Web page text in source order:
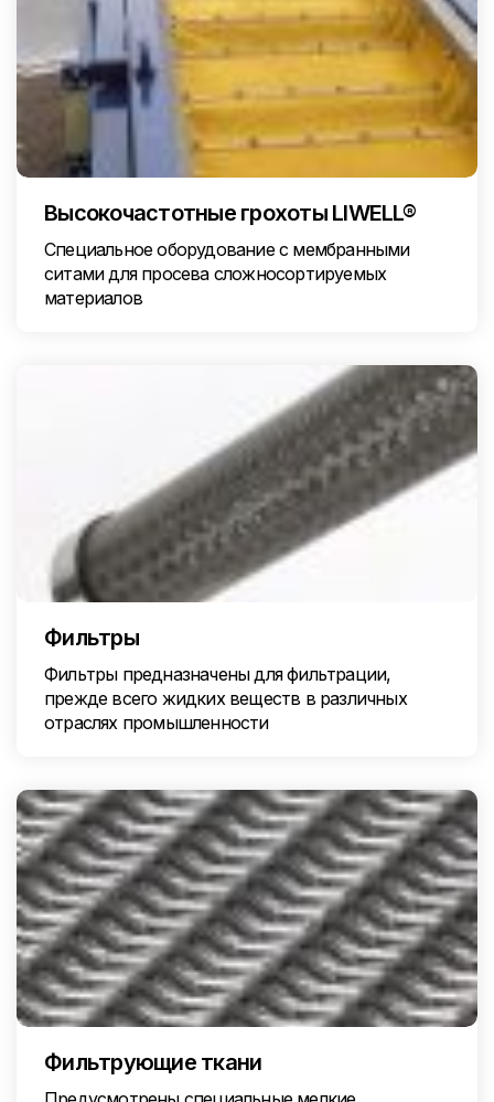
Высокочастотные грохоты LIWELL®
Специальное оборудование с мембранными
ситами для просева сложносортируемых
материалов
Фильтры
Фильтры предназначены для фильтрации,
прежде всего жидких веществ в различных
отраслях промышленности
Фильтрующие ткани